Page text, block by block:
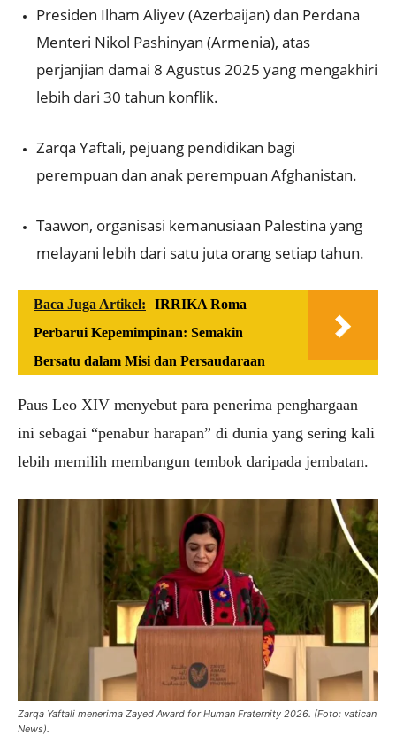
Presiden Ilham Aliyev (Azerbaijan) dan Perdana
Menteri Nikol Pashinyan (Armenia), atas
perjanjian damai 8 Agustus 2025 yang mengakhiri
lebih dari 30 tahun konflik.
Zarqa Yaftali, pejuang pendidikan bagi
perempuan dan anak perempuan Afghanistan.
Taawon, organisasi kemanusiaan Palestina yang
melayani lebih dari satu juta orang setiap tahun.
Baca Juga Artikel:
IRRIKA Roma
Perbarui Kepemimpinan: Semakin
Bersatu dalam Misi dan Persaudaraan
Paus Leo XIV menyebut para penerima penghargaan
ini sebagai “penabur harapan” di dunia yang sering kali
lebih memilih membangun tembok daripada jembatan.
Zarqa Yaftali menerima Zayed Award for Human Fraternity 2026. (Foto: vatican
News).